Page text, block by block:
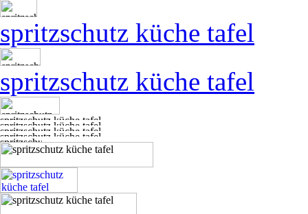
spritzschutz küche tafel
spritzschutz küche tafel